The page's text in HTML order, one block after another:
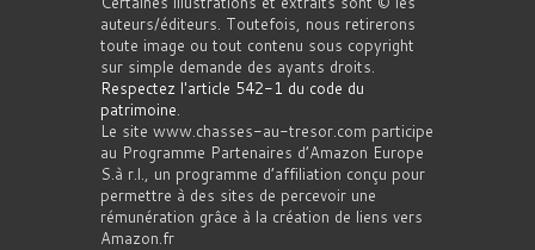
auteurs/éditeurs. Toutefois, nous retirerons
toute image ou tout contenu sous copyright
sur simple demande des ayants droits.
Respectez l'article 542-1 du code du
patrimoine.
Le site www.chasses-au-tresor.com participe
au Programme Partenaires d’Amazon Europe
S.à r.l., un programme d’affiliation conçu pour
permettre à des sites de percevoir une
rémunération grâce à la création de liens vers
Amazon.fr